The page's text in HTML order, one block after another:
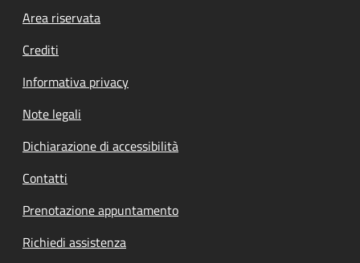
Footer menu
Area riservata
Crediti
Informativa privacy
Note legali
Dichiarazione di accessibilità
Contatti
Prenotazione appuntamento
Richiedi assistenza